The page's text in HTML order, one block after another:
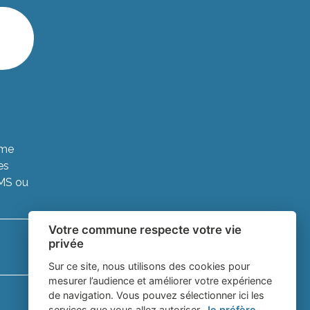
ou
Votre commune respecte votre vie
privée
Sur ce site, nous utilisons des cookies pour
mesurer l’audience et améliorer votre expérience
de navigation. Vous pouvez sélectionner ici les